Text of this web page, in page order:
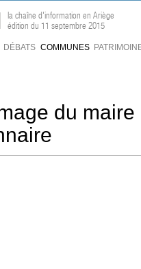
la chaîne d'information en Ariège
édition du 11 septembre 2015
DÉBATS COMMUNES
du